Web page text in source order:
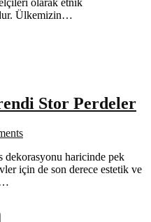
olarak etnik
Ülkemizin…
Stor Perdeler
dekorasyonu haricinde pek
için de son derece estetik ve